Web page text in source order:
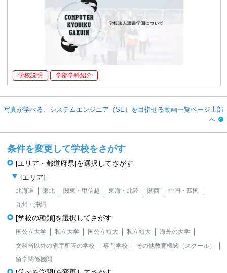
学校説明 学部学科紹介
写真が学べる、システムエンジニア（SE）を目指せる動画一覧ページ上部
へ
条件を変更して学校をさがす
[エリア・都道府県]を選択してさがす
[エリア]
北海道 東北 関東・甲信越 東海・北陸 関西
中国・四国
九州・沖縄
[学校の種類]を選択してさがす
国公立大学 私立大学 国公立短大 私立短大
海外の大学
文科省以外の省庁所管の学校
専門学校
その他教育機関（スクール）
留学関係機関